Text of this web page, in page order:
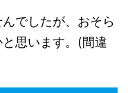
でしたが、おそら
思います。(間違